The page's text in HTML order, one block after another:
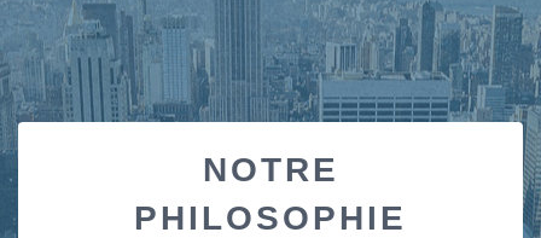
NOTRE
PHILOSOPHIE